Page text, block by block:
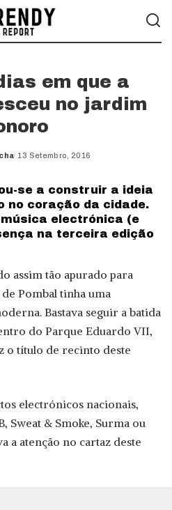
em que a
no jardim
13 Setembro, 2016
se a construir a ideia
no coração da cidade.
electrónica (e
na terceira edição
assim tão apurado para
Pombal tinha uma
Bastava seguir a batida
do Parque Eduardo VII,
o título de recinto deste
electrónicos nacionais,
Sweat & Smoke, Surma ou
a atenção no cartaz deste